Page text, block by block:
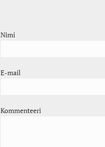
Nimi
E-mail
Kommenteeri